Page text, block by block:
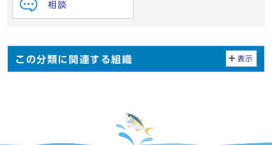
相談
この分類に関連する組織 表示